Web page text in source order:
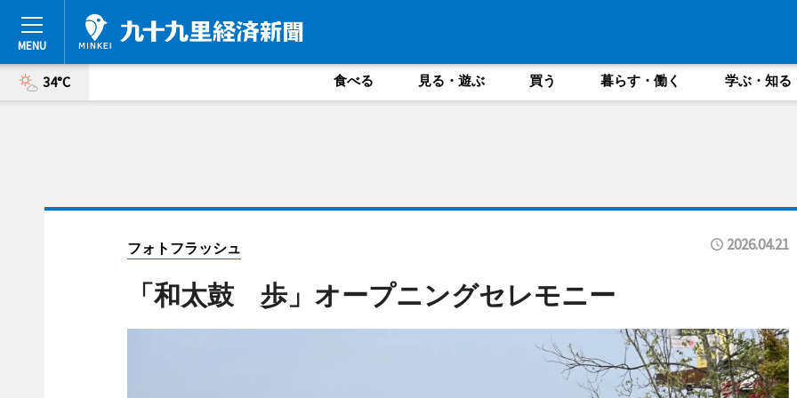
34°C 食べる 見る・遊ぶ 買う 暮らす・働く 学ぶ・知る
フォトフラッシュ 2026.04.21
「和太鼓 歩」オープニングセレモニー